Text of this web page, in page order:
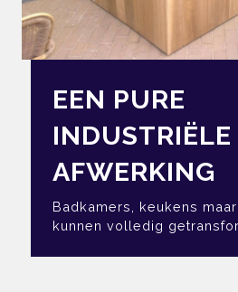
EEN PURE
INDUSTRIËLE
AFWERKING
Badkamers, keukens
kunnen volledig